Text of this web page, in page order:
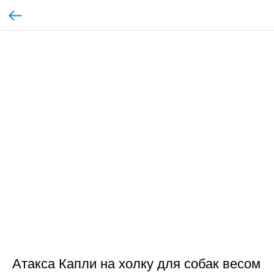
Атакса Капли на холку для собак весом